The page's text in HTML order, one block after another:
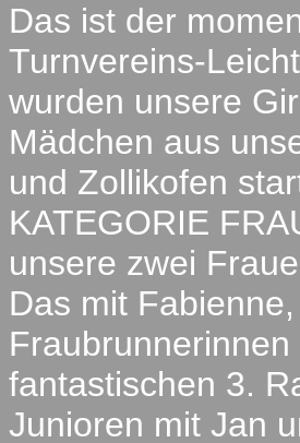
Das ist der
Turnvereins-
wurden unsere
Mädchen aus
und Zollikofen
KATEGORIE
unsere zwei
Das mit
fantastischen 3.
Junioren mit Jan